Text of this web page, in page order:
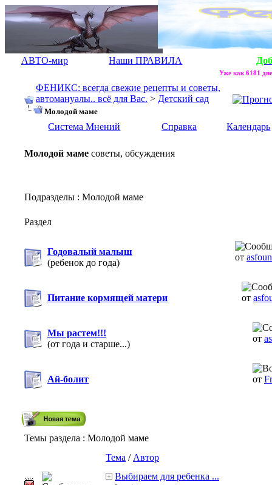
АВТО-мир Наши ПРАВИЛА
Уже как 6181
ФЕНИКС: всегда свежие рецепты и советы,
автомануалы.. всё для Вас. > Детский сад
Молодой маме
Система Мнений Справка Календарь
Молодой маме советы, обсуждения
Подразделы : Молодой маме
Раздел
Годовалый малыш
(ребенок до года)
от
Питание кормящей матери от
Мы растем!!!
(от года и старше...)
от
Ай-болит от
Темы раздела : Молодой маме
Тема / Автор
Выбираем для ребенка ...